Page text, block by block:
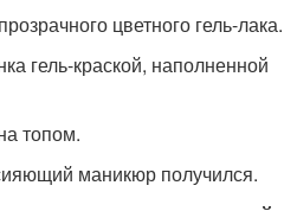
цветного гель-лака.
гель-краской, наполненной
топом.
маникюр получился.